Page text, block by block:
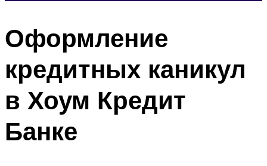
Оформление
кредитных каникул
в Хоум Кредит
Банке